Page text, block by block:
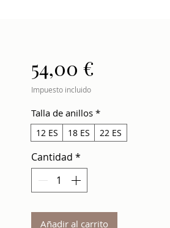
54,00 €
Impuesto incluido
Talla de anillos *
12 ES 18 ES 22 ES
Cantidad *
Añadir al carrito